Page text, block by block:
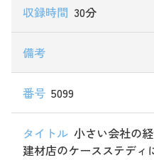
30分
5099
小さい会社の
建材店のケースステディ